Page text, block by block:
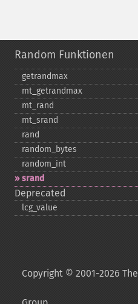
Random Funktionen
getrandmax
mt_​getrandmax
mt_​rand
mt_​srand
rand
random_​bytes
random_​int
srand
Deprecated
lcg_​value
Copyright © 2001-2026